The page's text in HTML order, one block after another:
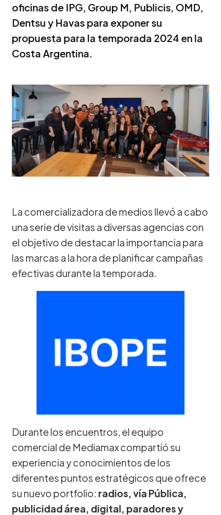
oficinas de IPG, Group M, Publicis, OMD,
Dentsu y Havas para exponer su
propuesta para la temporada 2024 en la
Costa Argentina.
La comercializadora de medios llevó a cabo
una serie de visitas a diversas agencias con
el objetivo de destacar la importancia para
las marcas a la hora de planificar campañas
efectivas durante la temporada.
Durante los encuentros, el equipo
comercial de Mediamax compartió su
experiencia y conocimientos de los
diferentes puntos estratégicos que ofrece
su nuevo portfolio: radios, vía Pública,
publicidad área, digital, paradores y